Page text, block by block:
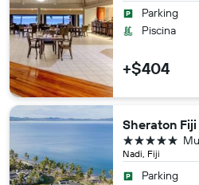
Parking
Piscina
+$404
Sheraton
Nadi, Fiji
5 estrellas
Parking